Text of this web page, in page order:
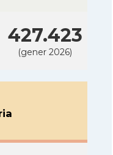
427.423
(gener 2026)